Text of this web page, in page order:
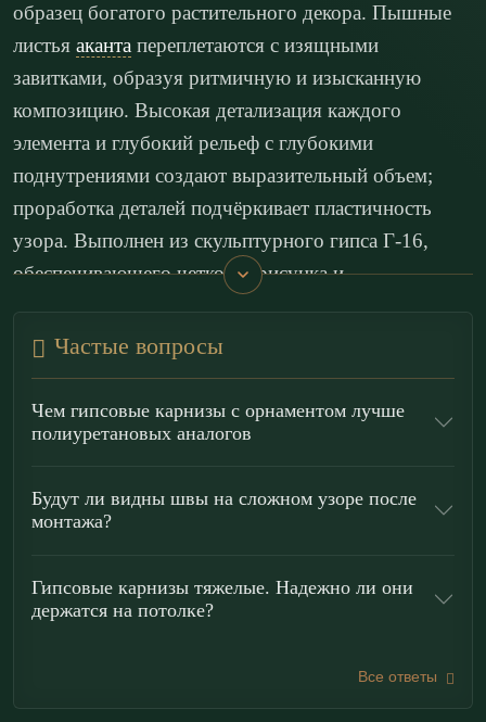
образец богатого растительного декора. Пышные
листья аканта переплетаются с изящными
завитками, образуя ритмичную и изысканную
композицию. Высокая детализация каждого
элемента и глубокий рельеф с глубокими
поднутрениями создают выразительный объем;
проработка деталей подчёркивает пластичность
узора. Выполнен из скульптурного гипса Г-16,
обеспечивающего четкость рисунка и
Стиль:
. Назначение — парадные залы,
периметра потолка; карниз выступает как элемент
утонченную декоративность. Растительный мотив
органично вписывается в классический интерьер и
отделки.
Частые вопросы
Чем гипсовые карнизы с орнаментом лучше
полиуретановых аналогов
Будут ли видны швы на сложном узоре после
монтажа?
Гипсовые карнизы тяжелые. Надежно ли они
держатся на потолке?
Все ответы